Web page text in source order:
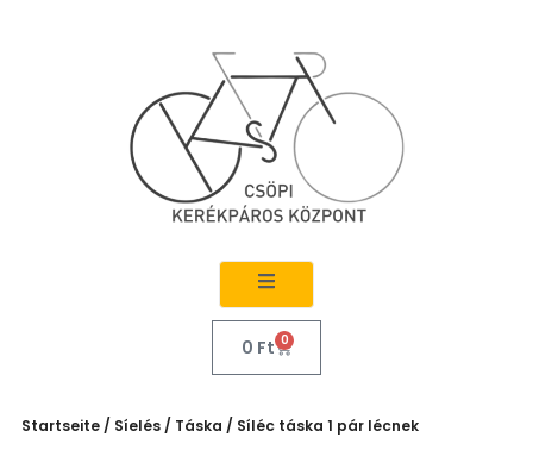
0 Ft 0
Startseite / Síelés / Táska / Síléc táska 1 pár lécnek